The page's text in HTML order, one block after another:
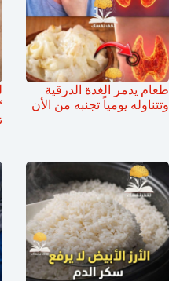
طعام يدمر الغدة الدرقية
وتتناوله يومياً تجنبه من الأن